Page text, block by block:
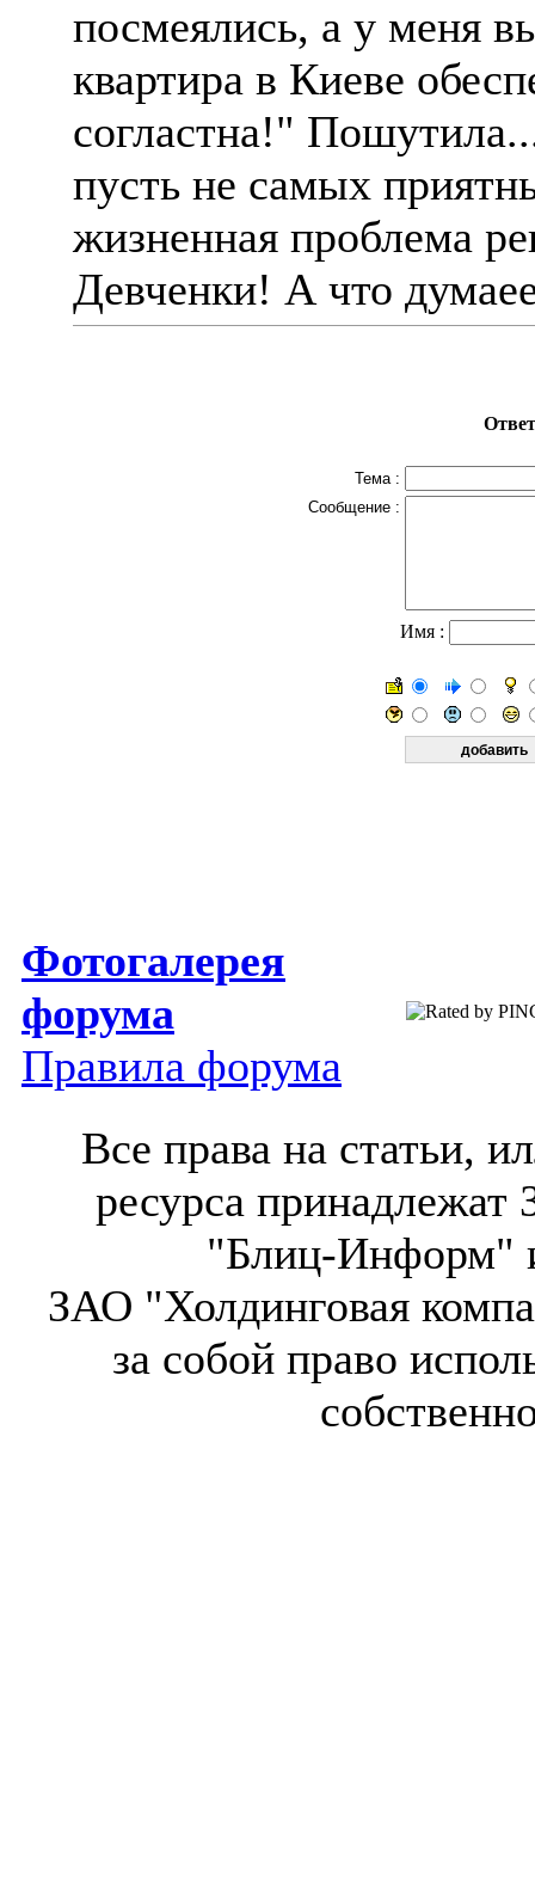
посмеялись, а у меня
квартира в Киеве
согластна!"
пусть не самых
жизненная проблема
Девченки! А что
Тема :
Сообщение :
Имя :
Фотогалерея
форума
Правила форума
Все права на статьи,
ресурса
"Блиц-Информ"
ЗАО "Холдинговая
за собой право